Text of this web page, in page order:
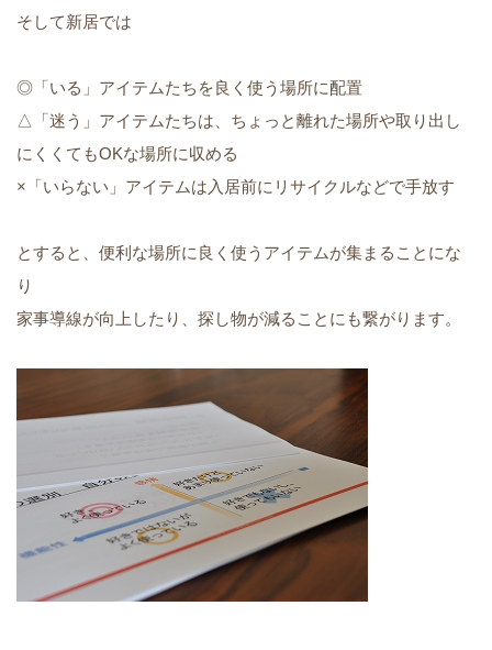
そして新居では
◎「いる」アイテムたちを良く使う場所に配置
△「迷う」アイテムたちは、ちょっと離れた場所や取り出し
にくくてもOKな場所に収める
×「いらない」アイテムは入居前にリサイクルなどで手放す
とすると、便利な場所に良く使うアイテムが集まることにな
り
家事導線が向上したり、探し物が減ることにも繋がります。